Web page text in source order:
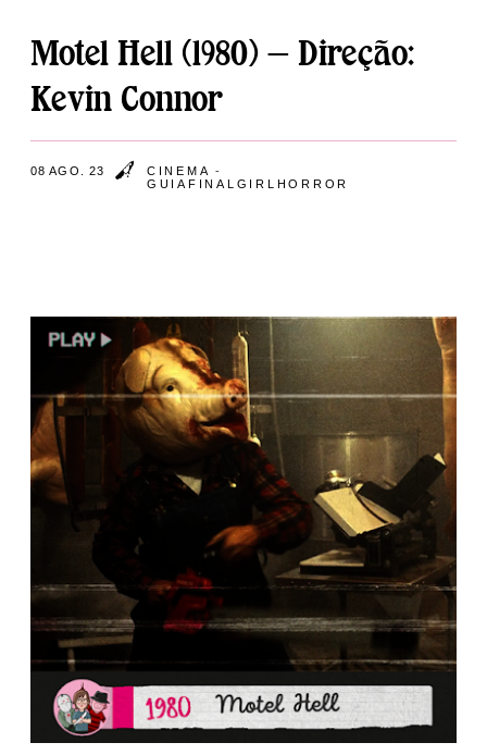
Motel Hell (1980) — Direção:
Kevin Connor
08 AGO. 23 CINEMA -
GUIAFINALGIRLHORROR